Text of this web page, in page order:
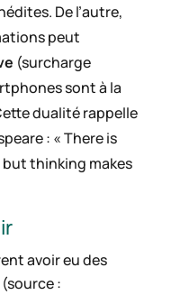
De l’autre,
peut
(surcharge
sont à la
dualité rappelle
: « There is
thinking makes
avoir eu des
: